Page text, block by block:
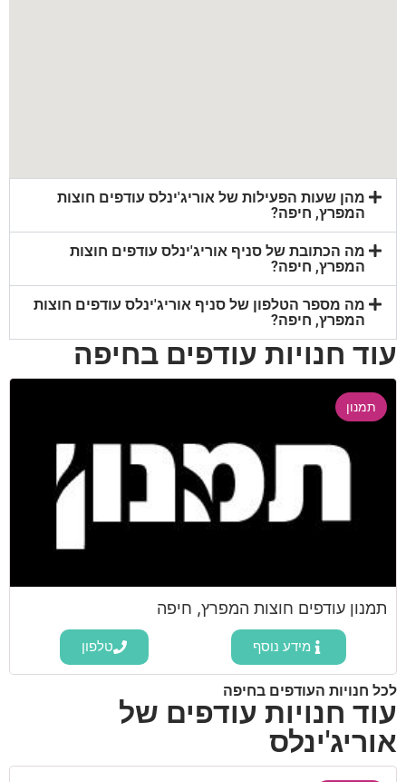
מהן שעות הפעילות של אוריג'ינלס עודפים חוצות
המפרץ, חיפה?
מה הכתובת של סניף אוריג'ינלס עודפים חוצות
המפרץ, חיפה?
מה מספר הטלפון של סניף אוריג'ינלס עודפים חוצות
המפרץ, חיפה?
עוד חנויות עודפים בחיפה
תמנון
תמנון עודפים חוצות המפרץ, חיפה
מידע נוסף טלפון
לכל חנויות העודפים בחיפה
עוד חנויות עודפים של
אוריג'ינלס